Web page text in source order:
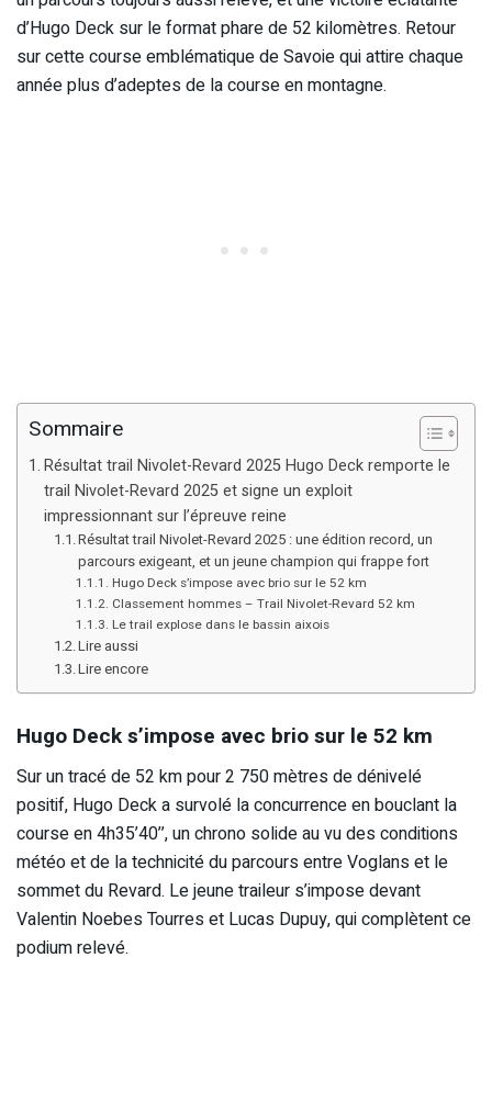
d’Hugo Deck sur le format phare de 52 kilomètres. Retour
sur cette course emblématique de Savoie qui attire chaque
année plus d’adeptes de la course en montagne.
Sommaire
Résultat trail Nivolet-Revard 2025 Hugo Deck remporte le
trail Nivolet-Revard 2025 et signe un exploit
impressionnant sur l’épreuve reine
Résultat trail Nivolet-Revard 2025 : une édition record, un
parcours exigeant, et un jeune champion qui frappe fort
Hugo Deck s’impose avec brio sur le 52 km
Classement hommes – Trail Nivolet-Revard 52 km
Le trail explose dans le bassin aixois
Lire aussi
Lire encore
Hugo Deck s’impose avec brio sur le 52 km
Sur un tracé de 52 km pour 2 750 mètres de dénivelé
positif, Hugo Deck a survolé la concurrence en bouclant la
course en 4h35’40’’, un chrono solide au vu des conditions
météo et de la technicité du parcours entre Voglans et le
sommet du Revard. Le jeune traileur s’impose devant
Valentin Noebes Tourres et Lucas Dupuy, qui complètent ce
podium relevé.